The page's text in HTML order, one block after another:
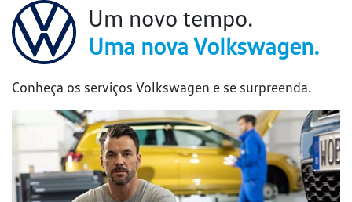
Um novo tempo.
Uma nova Volkswagen.
Conheça os serviços Volkswagen e se surpreenda.